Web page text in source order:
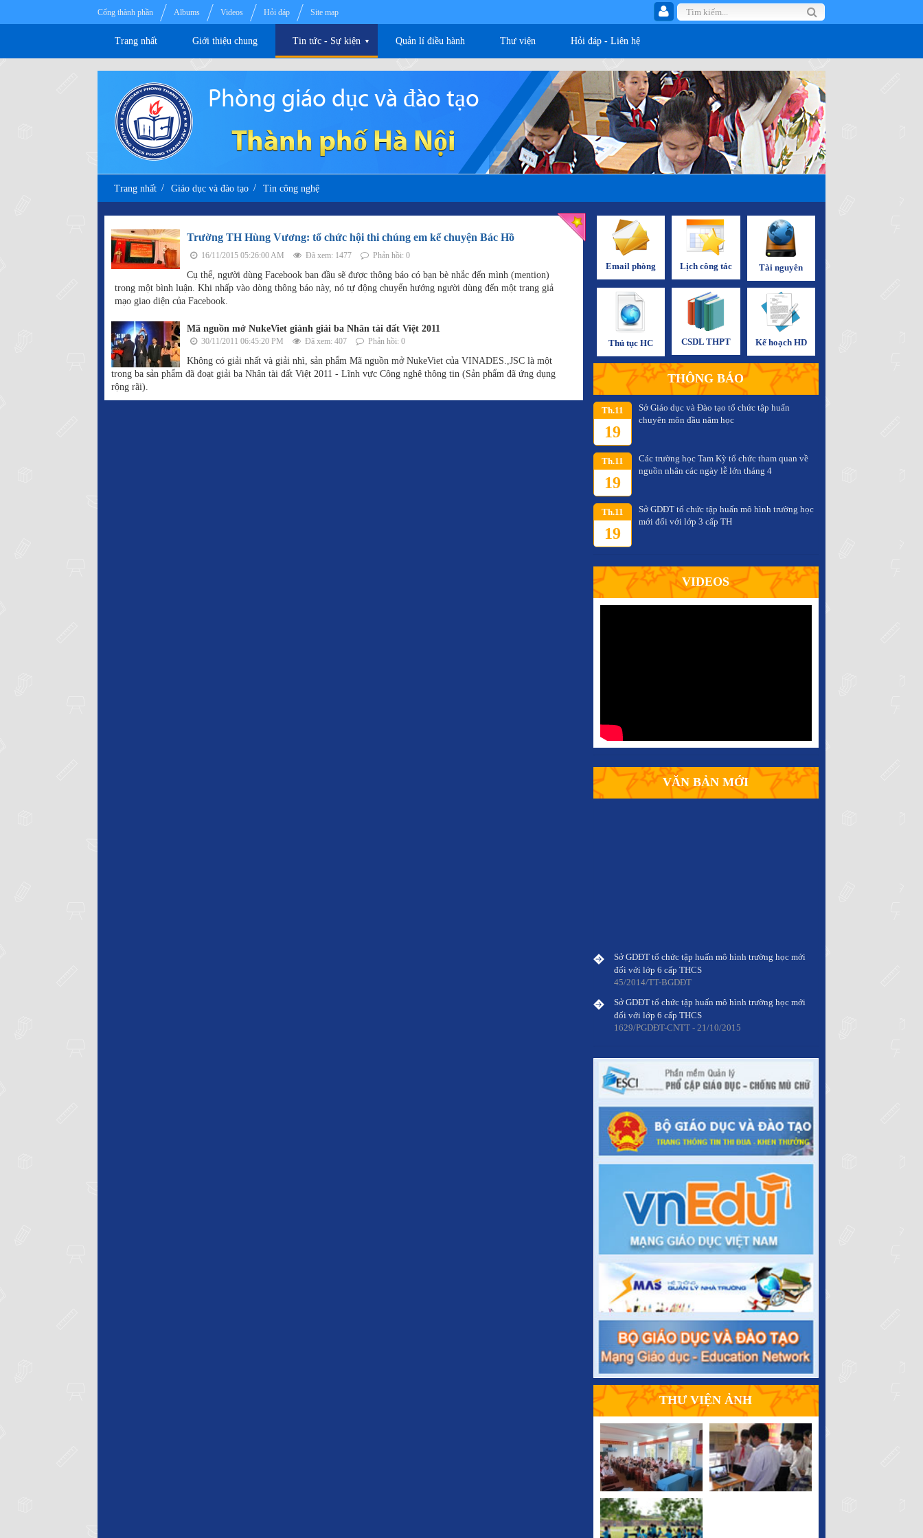
Trang nhất Giới thiệu chung Tin tức - Sự kiện ▼ Quản lí điều hành Thư viện Hỏi đáp - Liên hệ
Phòng giáo dục và đào tạo
Thành phố Hà Nội
Cổng thành phần Albums Videos Hỏi đáp Site map
Trang nhất Giáo dục và đào tạo Tin công nghệ
Trường TH Hùng Vương: tổ chức hội thi chúng em kể chuyện Bác Hồ
16/11/2015 05:26:00 AM Đã xem: 1477 Phản hồi: 0
Cụ thể, người dùng Facebook ban đầu sẽ được thông báo có bạn bè nhắc đến mình (mention)
trong một bình luận. Khi nhấp vào dòng thông báo này, nó tự động chuyển hướng người dùng đến một trang giả
mạo giao diện của Facebook.
Mã nguồn mở NukeViet giành giải ba Nhân tài đất Việt 2011
30/11/2011 06:45:20 PM Đã xem: 407 Phản hồi: 0
Không có giải nhất và giải nhì, sản phẩm Mã nguồn mở NukeViet của VINADES.,JSC là một
trong ba sản phẩm đã đoạt giải ba Nhân tài đất Việt 2011 - Lĩnh vực Công nghệ thông tin (Sản phẩm đã ứng dụng
rộng rãi).
Email phòng Lịch công tác Tài nguyên
Thủ tục HC CSDL THPT Kế hoạch HD
THÔNG BÁO
Th.11
19
Sở Giáo dục và Đào tạo tổ chức tập huấn
chuyên môn đầu năm học
Th.11
19
Các trường học Tam Kỳ tổ chức tham quan về
nguồn nhân các ngày lễ lớn tháng 4
Th.11
19
Sở GDĐT tổ chức tập huấn mô hình trường học
mới đối với lớp 3 cấp TH
VIDEOS
VĂN BẢN MỚI
đối với lớp 6 cấp THCS
45/2014/TT-BGDĐT
Sở GDĐT tổ chức tập huấn mô hình trường học mới
đối với lớp 6 cấp THCS
1629/PGDĐT-CNTT - 21/10/2015
Ban hành Chương trình tiếng Thái cấp tiểu học
Quy định về việc chuyển đổi loại hình trường đại
học dân lập sang loại hình trường đại học tư thục
Thông tư 45/2014/TT-BGDĐT
Sở GDĐT tổ chức tập huấn mô hình trường học mới
đối với lớp 6 cấp THCS
45/2014/TT-BGDĐT
Sở GDĐT tổ chức tập huấn mô hình trường học mới
1629/PGDĐT-CNTT - 21/10/2015
Ban hành Chương trình tiếng Thái cấp tiểu học
Thông tư 46/2014/TT-BGDĐT
Quy định về việc chuyển đổi loại hình trường đại
học dân lập sang loại hình trường đại học tư thục
Thông tư 45/2014/TT-BGDĐT
THƯ VIỆN ẢNH